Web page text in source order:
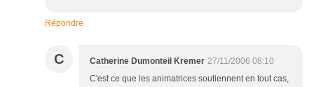
Répondre
C Catherine Dumonteil Kremer 27/11/2006 08:10
C'est ce que les animatrices soutiennent en tout cas,